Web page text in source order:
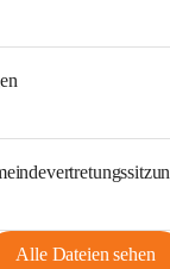
Alle Dateien sehen